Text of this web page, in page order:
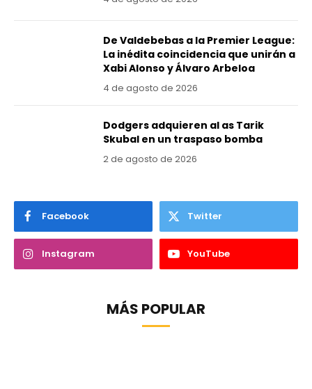
De Valdebebas a la Premier League:
La inédita coincidencia que unirán a
Xabi Alonso y Álvaro Arbeloa
4 de agosto de 2026
Dodgers adquieren al as Tarik
Skubal en un traspaso bomba
2 de agosto de 2026
Facebook Twitter
Instagram YouTube
MÁS POPULAR